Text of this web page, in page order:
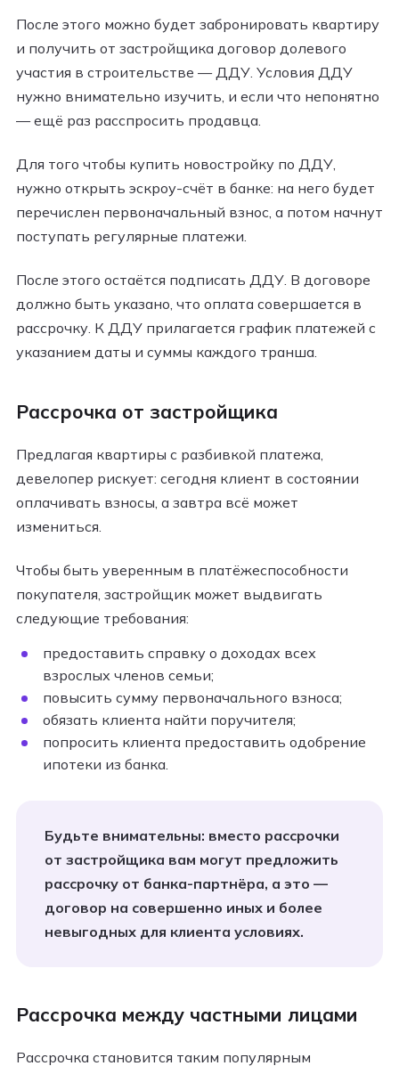
После этого можно будет забронировать квартиру
и получить от застройщика договор долевого
участия в строительстве — ДДУ. Условия ДДУ
нужно внимательно изучить, и если что непонятно
— ещё раз расспросить продавца.
Для того чтобы купить новостройку по ДДУ,
нужно открыть эскроу-счёт в банке: на него будет
перечислен первоначальный взнос, а потом начнут
поступать регулярные платежи.
После этого остаётся подписать ДДУ. В договоре
должно быть указано, что оплата совершается в
рассрочку. К ДДУ прилагается график платежей с
указанием даты и суммы каждого транша.
Рассрочка от застройщика
Предлагая квартиры с разбивкой платежа,
девелопер рискует: сегодня клиент в состоянии
оплачивать взносы, а завтра всё может
измениться.
Чтобы быть уверенным в платёжеспособности
покупателя, застройщик может выдвигать
следующие требования:
предоставить справку о доходах всех
взрослых членов семьи;
повысить сумму первоначального взноса;
обязать клиента найти поручителя;
попросить клиента предоставить одобрение
ипотеки из банка.
Будьте внимательны: вместо рассрочки
от застройщика вам могут предложить
рассрочку от банка-партнёра, а это —
договор на совершенно иных и более
невыгодных для клиента условиях.
Рассрочка между частными лицами
Рассрочка становится таким популярным